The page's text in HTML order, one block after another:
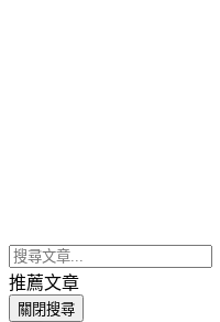
推薦文章
關閉搜尋